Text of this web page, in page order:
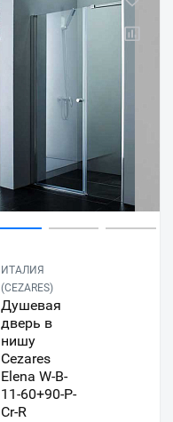
ИТАЛИЯ
(CEZARES)
Душевая
дверь в
нишу
Cezares
Elena W-B-
11-60+90-P-
Cr-R